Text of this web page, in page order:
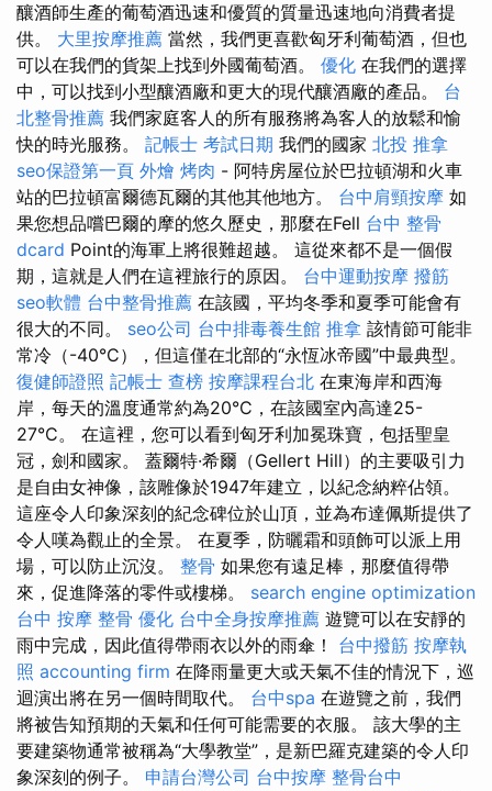
釀酒師生產的葡萄酒迅速和優質的質量迅速地向消費者提
供。 大里按摩推薦 當然，我們更喜歡匈牙利葡萄酒，但也
可以在我們的貨架上找到外國葡萄酒。 優化 在我們的選擇
中，可以找到小型釀酒廠和更大的現代釀酒廠的產品。 台
北整骨推薦 我們家庭客人的所有服務將為客人的放鬆和愉
快的時光服務。 記帳士 考試日期 我們的國家 北投 推拿
seo保證第一頁 外燴 烤肉 - 阿特房屋位於巴拉頓湖和火車
站的巴拉頓富爾德瓦爾的其他其他地方。 台中肩頸按摩 如
果您想品嚐巴爾的摩的悠久歷史，那麼在Fell 台中 整骨
dcard Point的海軍上將很難超越。 這從來都不是一個假
期，這就是人們在這裡旅行的原因。 台中運動按摩 撥筋
seo軟體 台中整骨推薦 在該國，平均冬季和夏季可能會有
很大的不同。 seo公司 台中排毒養生館 推拿 該情節可能非
常冷（-40°C），但這僅在北部的“永恆冰帝國”中最典型。
復健師證照 記帳士 查榜 按摩課程台北 在東海岸和西海
岸，每天的溫度通常約為20°C，在該國室內高達25-
27°C。 在這裡，您可以看到匈牙利加冕珠寶，包括聖皇
冠，劍和國家。 蓋爾特·希爾（Gellert Hill）的主要吸引力
是自由女神像，該雕像於1947年建立，以紀念納粹佔領。
這座令人印象深刻的紀念碑位於山頂，並為布達佩斯提供了
令人嘆為觀止的全景。 在夏季，防曬霜和頭飾可以派上用
場，可以防止沉沒。 整骨 如果您有遠足棒，那麼值得帶
來，促進降落的零件或樓梯。 search engine optimization
台中 按摩 整骨 優化 台中全身按摩推薦 遊覽可以在安靜的
雨中完成，因此值得帶雨衣以外的雨傘！ 台中撥筋 按摩執
照 accounting firm 在降雨量更大或天氣不佳的情況下，巡
迴演出將在另一個時間取代。 台中spa 在遊覽之前，我們
將被告知預期的天氣和任何可能需要的衣服。 該大學的主
要建築物通常被稱為“大學教堂”，是新巴羅克建築的令人印
象深刻的例子。 申請台灣公司 台中按摩 整骨台中